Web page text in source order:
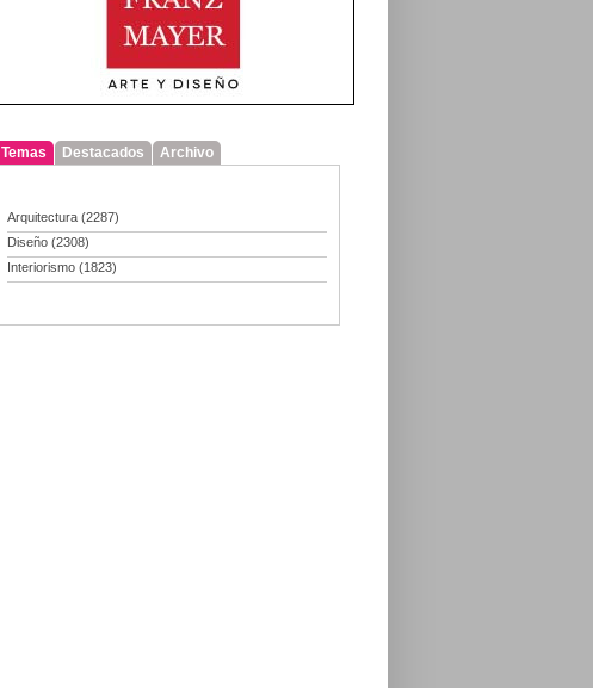
Temas Destacados Archivo
Arquitectura (2287)
Diseño (2308)
Interiorismo (1823)